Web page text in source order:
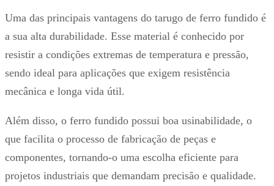
Uma das principais vantagens do tarugo de ferro fundido é
a sua alta durabilidade. Esse material é conhecido por
resistir a condições extremas de temperatura e pressão,
sendo ideal para aplicações que exigem resistência
mecânica e longa vida útil.
Além disso, o ferro fundido possui boa usinabilidade, o
que facilita o processo de fabricação de peças e
componentes, tornando-o uma escolha eficiente para
projetos industriais que demandam precisão e qualidade.